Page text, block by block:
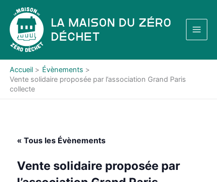
contenu
La Maison du Zéro
Déchet
Accueil
Évènements
Vente solidaire proposée par l’association Grand Paris
collecte
« Tous les Évènements
Vente solidaire proposée par